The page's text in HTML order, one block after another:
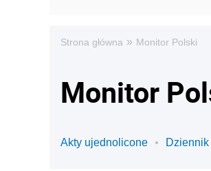
Strona główna » Monitor Polski
Monitor
Akty ujednolicone